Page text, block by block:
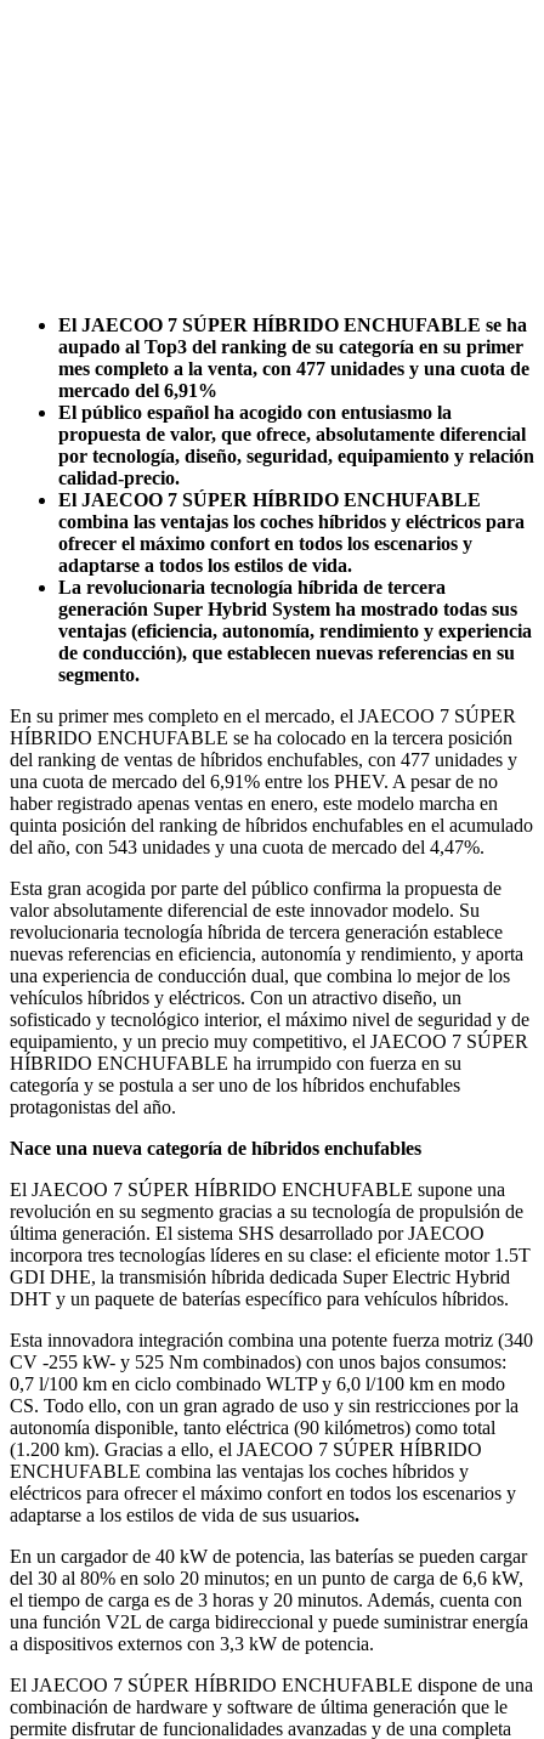
El JAECOO 7 SÚPER HÍBRIDO ENCHUFABLE se ha
aupado al Top3 del ranking de su categoría en su primer
mes completo a la venta, con 477 unidades y una cuota de
mercado del 6,91%
El público español ha acogido con entusiasmo la
propuesta de valor, que ofrece, absolutamente diferencial
por tecnología, diseño, seguridad, equipamiento y relación
calidad-precio.
El JAECOO 7 SÚPER HÍBRIDO ENCHUFABLE
combina las ventajas los coches híbridos y eléctricos para
ofrecer el máximo confort en todos los escenarios y
adaptarse a todos los estilos de vida.
La revolucionaria tecnología híbrida de tercera
generación Super Hybrid System ha mostrado todas sus
ventajas (eficiencia, autonomía, rendimiento y experiencia
de conducción), que establecen nuevas referencias en su
segmento.
En su primer mes completo en el mercado, el JAECOO 7 SÚPER
HÍBRIDO ENCHUFABLE se ha colocado en la tercera posición
del ranking de ventas de híbridos enchufables, con 477 unidades y
una cuota de mercado del 6,91% entre los PHEV. A pesar de no
haber registrado apenas ventas en enero, este modelo marcha en
quinta posición del ranking de híbridos enchufables en el acumulado
del año, con 543 unidades y una cuota de mercado del 4,47%.
Esta gran acogida por parte del público confirma la propuesta de
valor absolutamente diferencial de este innovador modelo. Su
revolucionaria tecnología híbrida de tercera generación establece
nuevas referencias en eficiencia, autonomía y rendimiento, y aporta
una experiencia de conducción dual, que combina lo mejor de los
vehículos híbridos y eléctricos. Con un atractivo diseño, un
sofisticado y tecnológico interior, el máximo nivel de seguridad y de
equipamiento, y un precio muy competitivo, el JAECOO 7 SÚPER
HÍBRIDO ENCHUFABLE ha irrumpido con fuerza en su
categoría y se postula a ser uno de los híbridos enchufables
protagonistas del año.
Nace una nueva categoría de híbridos enchufables
El JAECOO 7 SÚPER HÍBRIDO ENCHUFABLE supone una
revolución en su segmento gracias a su tecnología de propulsión de
última generación. El sistema SHS desarrollado por JAECOO
incorpora tres tecnologías líderes en su clase: el eficiente motor 1.5T
GDI DHE, la transmisión híbrida dedicada Super Electric Hybrid
DHT y un paquete de baterías específico para vehículos híbridos.
Esta innovadora integración combina una potente fuerza motriz (340
CV -255 kW- y 525 Nm combinados) con unos bajos consumos:
0,7 l/100 km en ciclo combinado WLTP y 6,0 l/100 km en modo
CS. Todo ello, con un gran agrado de uso y sin restricciones por la
autonomía disponible, tanto eléctrica (90 kilómetros) como total
(1.200 km). Gracias a ello, el JAECOO 7 SÚPER HÍBRIDO
ENCHUFABLE combina las ventajas los coches híbridos y
eléctricos para ofrecer el máximo confort en todos los escenarios y
adaptarse a los estilos de vida de sus usuarios.
En un cargador de 40 kW de potencia, las baterías se pueden cargar
del 30 al 80% en solo 20 minutos; en un punto de carga de 6,6 kW,
el tiempo de carga es de 3 horas y 20 minutos. Además, cuenta con
una función V2L de carga bidireccional y puede suministrar energía
a dispositivos externos con 3,3 kW de potencia.
El JAECOO 7 SÚPER HÍBRIDO ENCHUFABLE dispone de una
combinación de hardware y software de última generación que le
permite disfrutar de funcionalidades avanzadas y de una completa